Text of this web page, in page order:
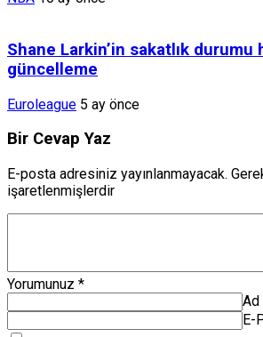
Shane Larkin’in sakatlık durumu
güncelleme
Euroleague 5 ay önce
Bir Cevap Yaz
E-posta adresiniz yayınlanmayacak.
işaretlenmişlerdir
Yorumunuz *
Ad
E-